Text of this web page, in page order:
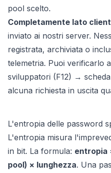
pool scelto.
Completamente lato
inviato ai nostri server.
registrata, archiviata o
telemetria. Puoi verificarlo
sviluppatori (F12) →
alcuna richiesta in uscita
L'entropia delle password
L'entropia misura
in bit. La formula: entropia
pool) × lunghezza. Una